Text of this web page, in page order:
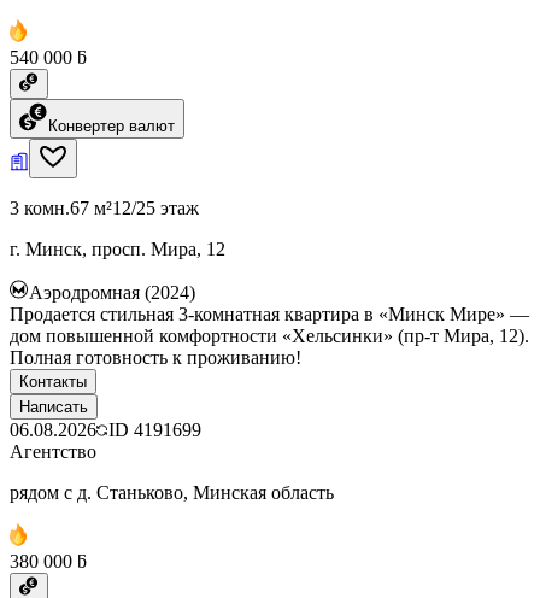
540 000 ƃ
Конвертер валют
3 комн.67 м²12/25 этаж
г. Минск, просп. Мира, 12
Аэродромная (2024)
Продается стильная 3-комнатная квартира в «Минск Мире» —
дом повышенной комфортности «Хельсинки» (пр-т Мира, 12).
Полная готовность к проживанию!
Контакты
Написать
06.08.2026 ID 4191699
Агентство
рядом с д. Станьково, Минская область
380 000 ƃ